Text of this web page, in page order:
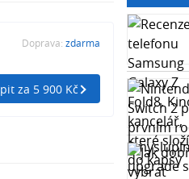
Doprava: zdarma
za 5 900 Kč